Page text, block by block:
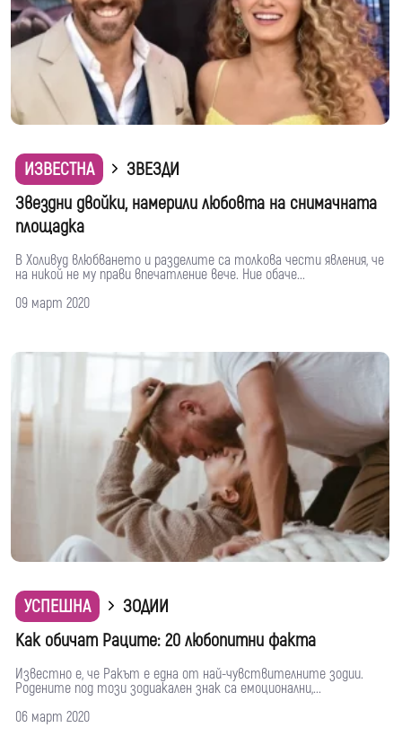
ИЗВЕСТНА
ЗВЕЗДИ
Звездни двойки, намерили любовта на снимачната
площадка
В Холивуд влюбването и разделите са толкова чести явления, че
на никой не му прави впечатление вече. Ние обаче...
09 март 2020
УСПЕШНА
ЗОДИИ
Как обичат Раците: 20 любопитни факта
Известно е, че Ракът е една от най-чувствителните зодии.
Родените под този зодиакален знак са емоционални,...
06 март 2020